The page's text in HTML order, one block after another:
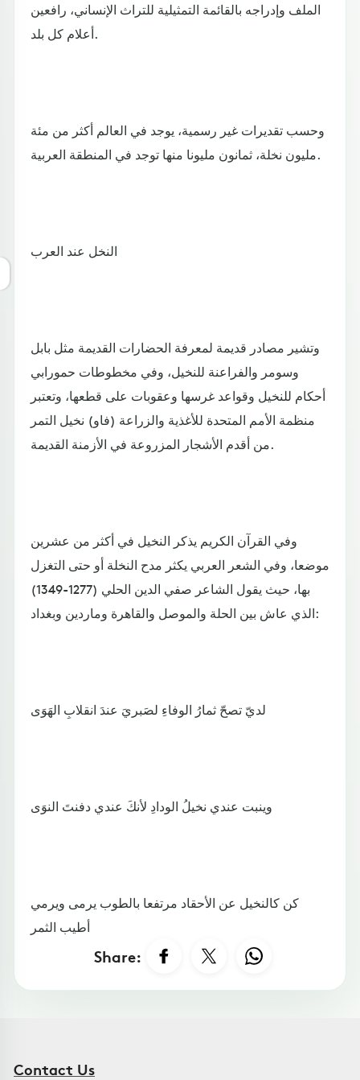
الملف وإدراجه بالقائمة التمثيلية للتراث الإنساني، رافعين
أعلام كل بلد.
وحسب تقديرات غير رسمية، يوجد في العالم أكثر من مئة
مليون نخلة، ثمانون مليونا منها توجد في المنطقة العربية.
النخل عند العرب
وتشير مصادر قديمة لمعرفة الحضارات القديمة مثل بابل
وسومر والفراعنة للنخيل، وفي مخطوطات حمورابي
أحكام للنخيل وقواعد غرسها وعقوبات على قطعها، وتعتبر
منظمة الأمم المتحدة للأغذية والزراعة (فاو) نخيل التمر
من أقدم الأشجار المزروعة في الأزمنة القديمة.
وفي القرآن الكريم يذكر النخيل في أكثر من عشرين
موضعا، وفي الشعر العربي يكثر مدح النخلة أو حتى التغزل
بها، حيث يقول الشاعر صفي الدين الحلي (1277-1349)
الذي عاش بين الحلة والموصل والقاهرة وماردين وبغداد:
لديّ تصحّ ثمارُ الوفاءِ لصَبريَ عندَ انقلابِ الهَوَى
وينبت عندي نخيلُ الودادِ لأنكَ عندي دفنتَ النوَى
كن كالنخيل عن الأحقاد مرتفعا بالطوب يرمى ويرمي
أطيب الثمر
Share:
Contact Us